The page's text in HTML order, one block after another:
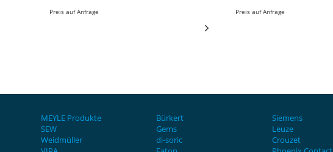
Preis auf Anfrage Preis auf Anfrage
MEYLE Produkte Bürkert Siemens
SEW
Gems Leuze
Weidmüller
di-soric Crouzet